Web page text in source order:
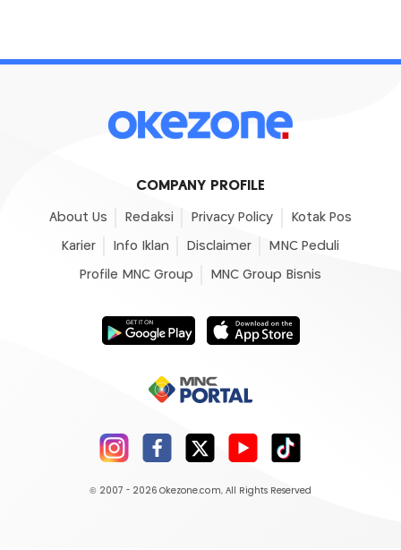
COMPANY PROFILE
About Us Redaksi Privacy Policy Kotak Pos
Karier Info Iklan Disclaimer MNC Peduli
Profile MNC Group MNC Group Bisnis
© 2007 - 2026 Okezone.com, All Rights Reserved